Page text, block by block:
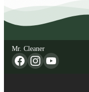
Mr. Cleaner